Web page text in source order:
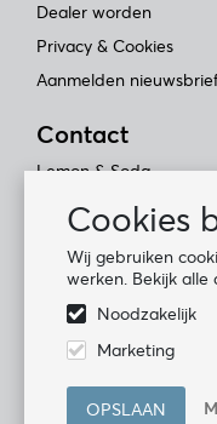
Cookies
Wij gebruiken
werken. Bekijk
Noodzakelijk
Marketing
Dealer worden
Privacy & Cookies
Aanmelden
Contact
Lemon & Soda
Industrieweg 43
2382 NT Zoeterwoude
+31 (0)71 581 07 66
Socials: